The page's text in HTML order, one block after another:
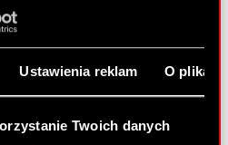
Ustawienia reklam O
Twoich danych
CD
Q1 2017